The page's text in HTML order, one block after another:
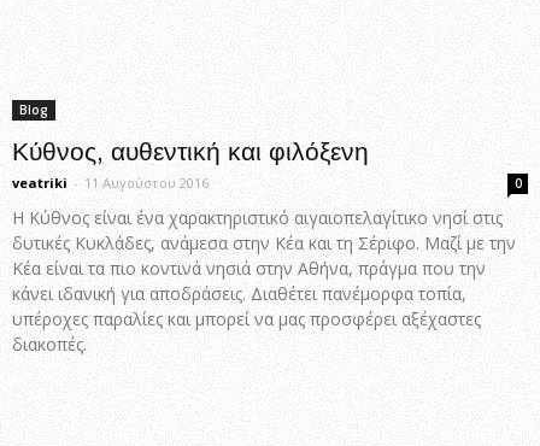
Blog
Κύθνος, αυθεντική και φιλόξενη
veatriki - 11 Αυγούστου 2016 0
Η Κύθνος είναι ένα χαρακτηριστικό αιγαιοπελαγίτικο νησί στις
δυτικές Κυκλάδες, ανάμεσα στην Κέα και τη Σέριφο. Μαζί με την
Κέα είναι τα πιο κοντινά νησιά στην Αθήνα, πράγμα που την
κάνει ιδανική για αποδράσεις. Διαθέτει πανέμορφα τοπία,
υπέροχες παραλίες και μπορεί να μας προσφέρει αξέχαστες
διακοπές.